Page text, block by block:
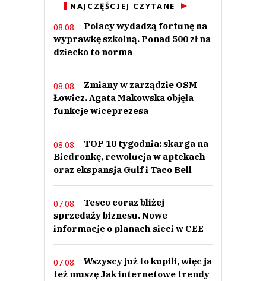
NAJCZĘŚCIEJ CZYTANE
08.08.
Polacy wydadzą fortunę na
wyprawkę szkolną. Ponad 500 zł na
dziecko to norma
08.08.
Zmiany w zarządzie OSM
Łowicz. Agata Makowska objęła
funkcje wiceprezesa
08.08.
TOP 10 tygodnia: skarga na
Biedronkę, rewolucja w aptekach
oraz ekspansja Gulf i Taco Bell
07.08.
Tesco coraz bliżej
sprzedaży biznesu. Nowe
informacje o planach sieci w CEE
07.08.
Wszyscy już to kupili, więc ja
też muszę Jak internetowe trendy